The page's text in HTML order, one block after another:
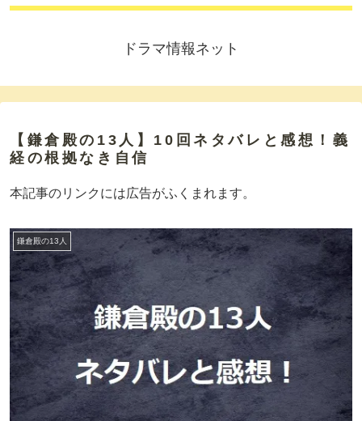
ドラマ情報ネット
【鎌倉殿の13人】10回ネタバレと感想！義
経の根拠なき自信
本記事のリンクには広告がふくまれます。
鎌倉殿の13人